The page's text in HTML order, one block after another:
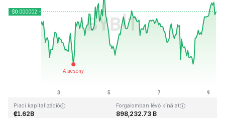
Utolsó frissítés: 2026-08-09, 06:51 GMT+0
Piaci kapitalizáció
₡1.62B
Forgalomban lévő kínálat
898,232.73 B